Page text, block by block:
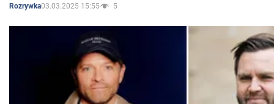
Rozrywka03.03.2025 15:55 5